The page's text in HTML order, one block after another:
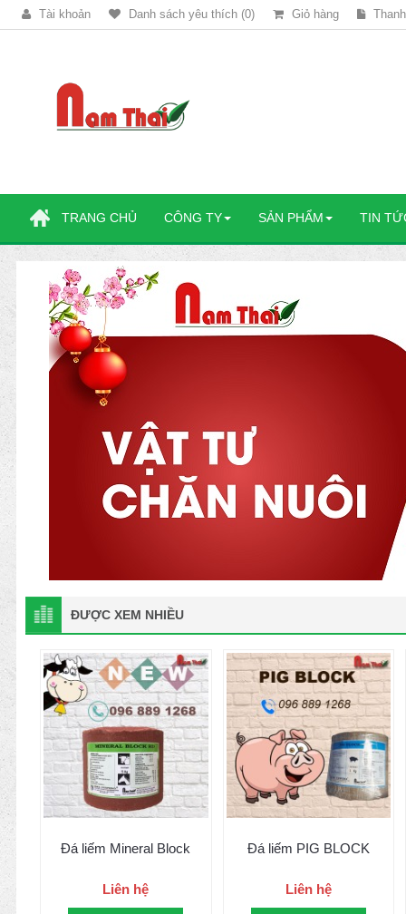
Tài khoản Danh sách yêu thích (0) Giỏ hàng
TRANG CHỦ CÔNG TY SẢN PHẨM TIN
ĐƯỢC XEM NHIỀU
Đá liếm Mineral Block
Liên hệ
Đá liếm PIG BLOCK
Liên hệ